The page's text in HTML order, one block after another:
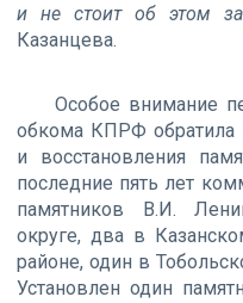
и не стоит об этом
Казанцева.
Особое внимание
обкома КПРФ обратила
и восстановления
последние пять лет
памятников В.И.
округе, два в
районе, один в
Установлен один